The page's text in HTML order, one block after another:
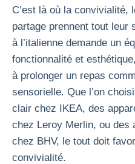
C’est là où la
partage prennent tout leur
à l’italienne demande un
fonctionnalité et
à prolonger un repas
sensorielle. Que l’on
clair chez IKEA, des
chez Leroy Merlin, ou des
chez BHV, le tout doit
convivialité.